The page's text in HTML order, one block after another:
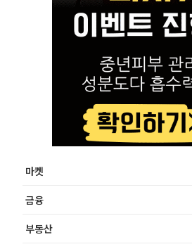
마켓
금융
부동산